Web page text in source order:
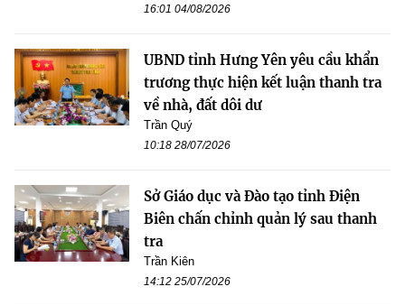
16:01 04/08/2026
UBND tỉnh Hưng Yên yêu cầu khẩn
trương thực hiện kết luận thanh tra
về nhà, đất dôi dư
Trần Quý
10:18 28/07/2026
Sở Giáo dục và Đào tạo tỉnh Điện
Biên chấn chỉnh quản lý sau thanh
tra
Trần Kiên
14:12 25/07/2026